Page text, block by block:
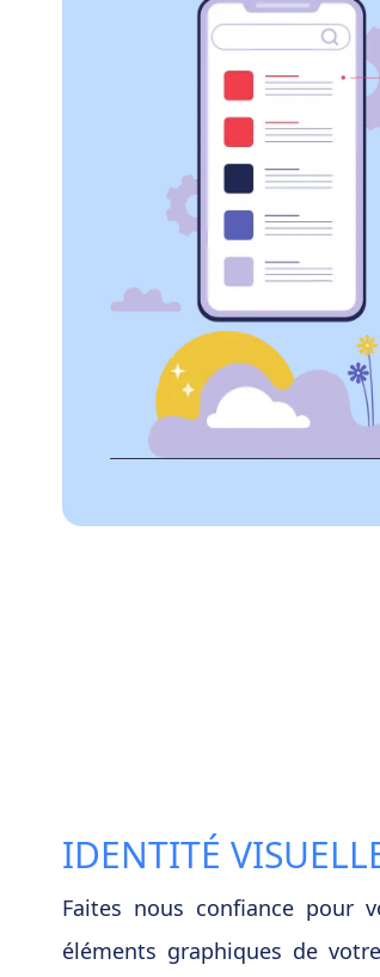
IDENTITÉ
Faites nous confiance pour
éléments graphiques de